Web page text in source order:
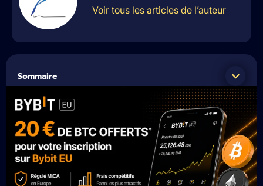
Voir tous les articles de l’auteur
Sommaire